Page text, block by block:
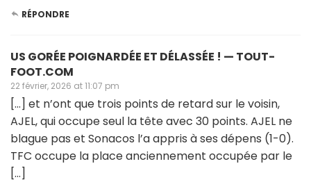
RÉPONDRE
US GORÉE POIGNARDÉE ET DÉLASSÉE ! — TOUT-
FOOT.COM
22 février, 2026 at 11:07 pm
[…] et n’ont que trois points de retard sur le voisin,
AJEL, qui occupe seul la tête avec 30 points. AJEL ne
blague pas et Sonacos l’a appris à ses dépens (1-0).
TFC occupe la place anciennement occupée par le
[…]